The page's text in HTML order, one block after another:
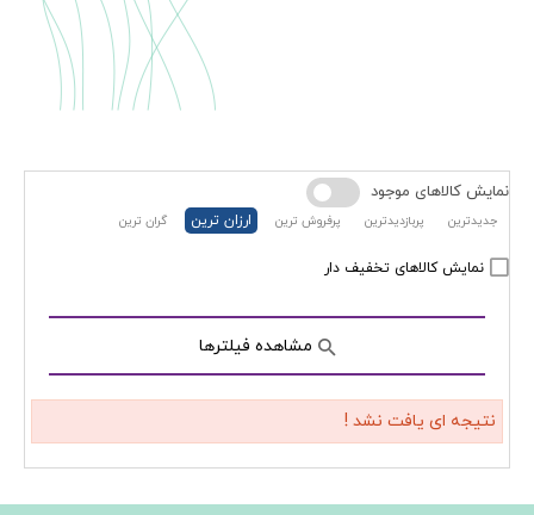
جدیدترین پربازدیدترین پرفروش ترین ارزان ترین گران ترین
نمایش کالاهای تخفیف دار
نمایش کالاهای موجود
مشاهده فیلترها
نتیجه ای یافت نشد !